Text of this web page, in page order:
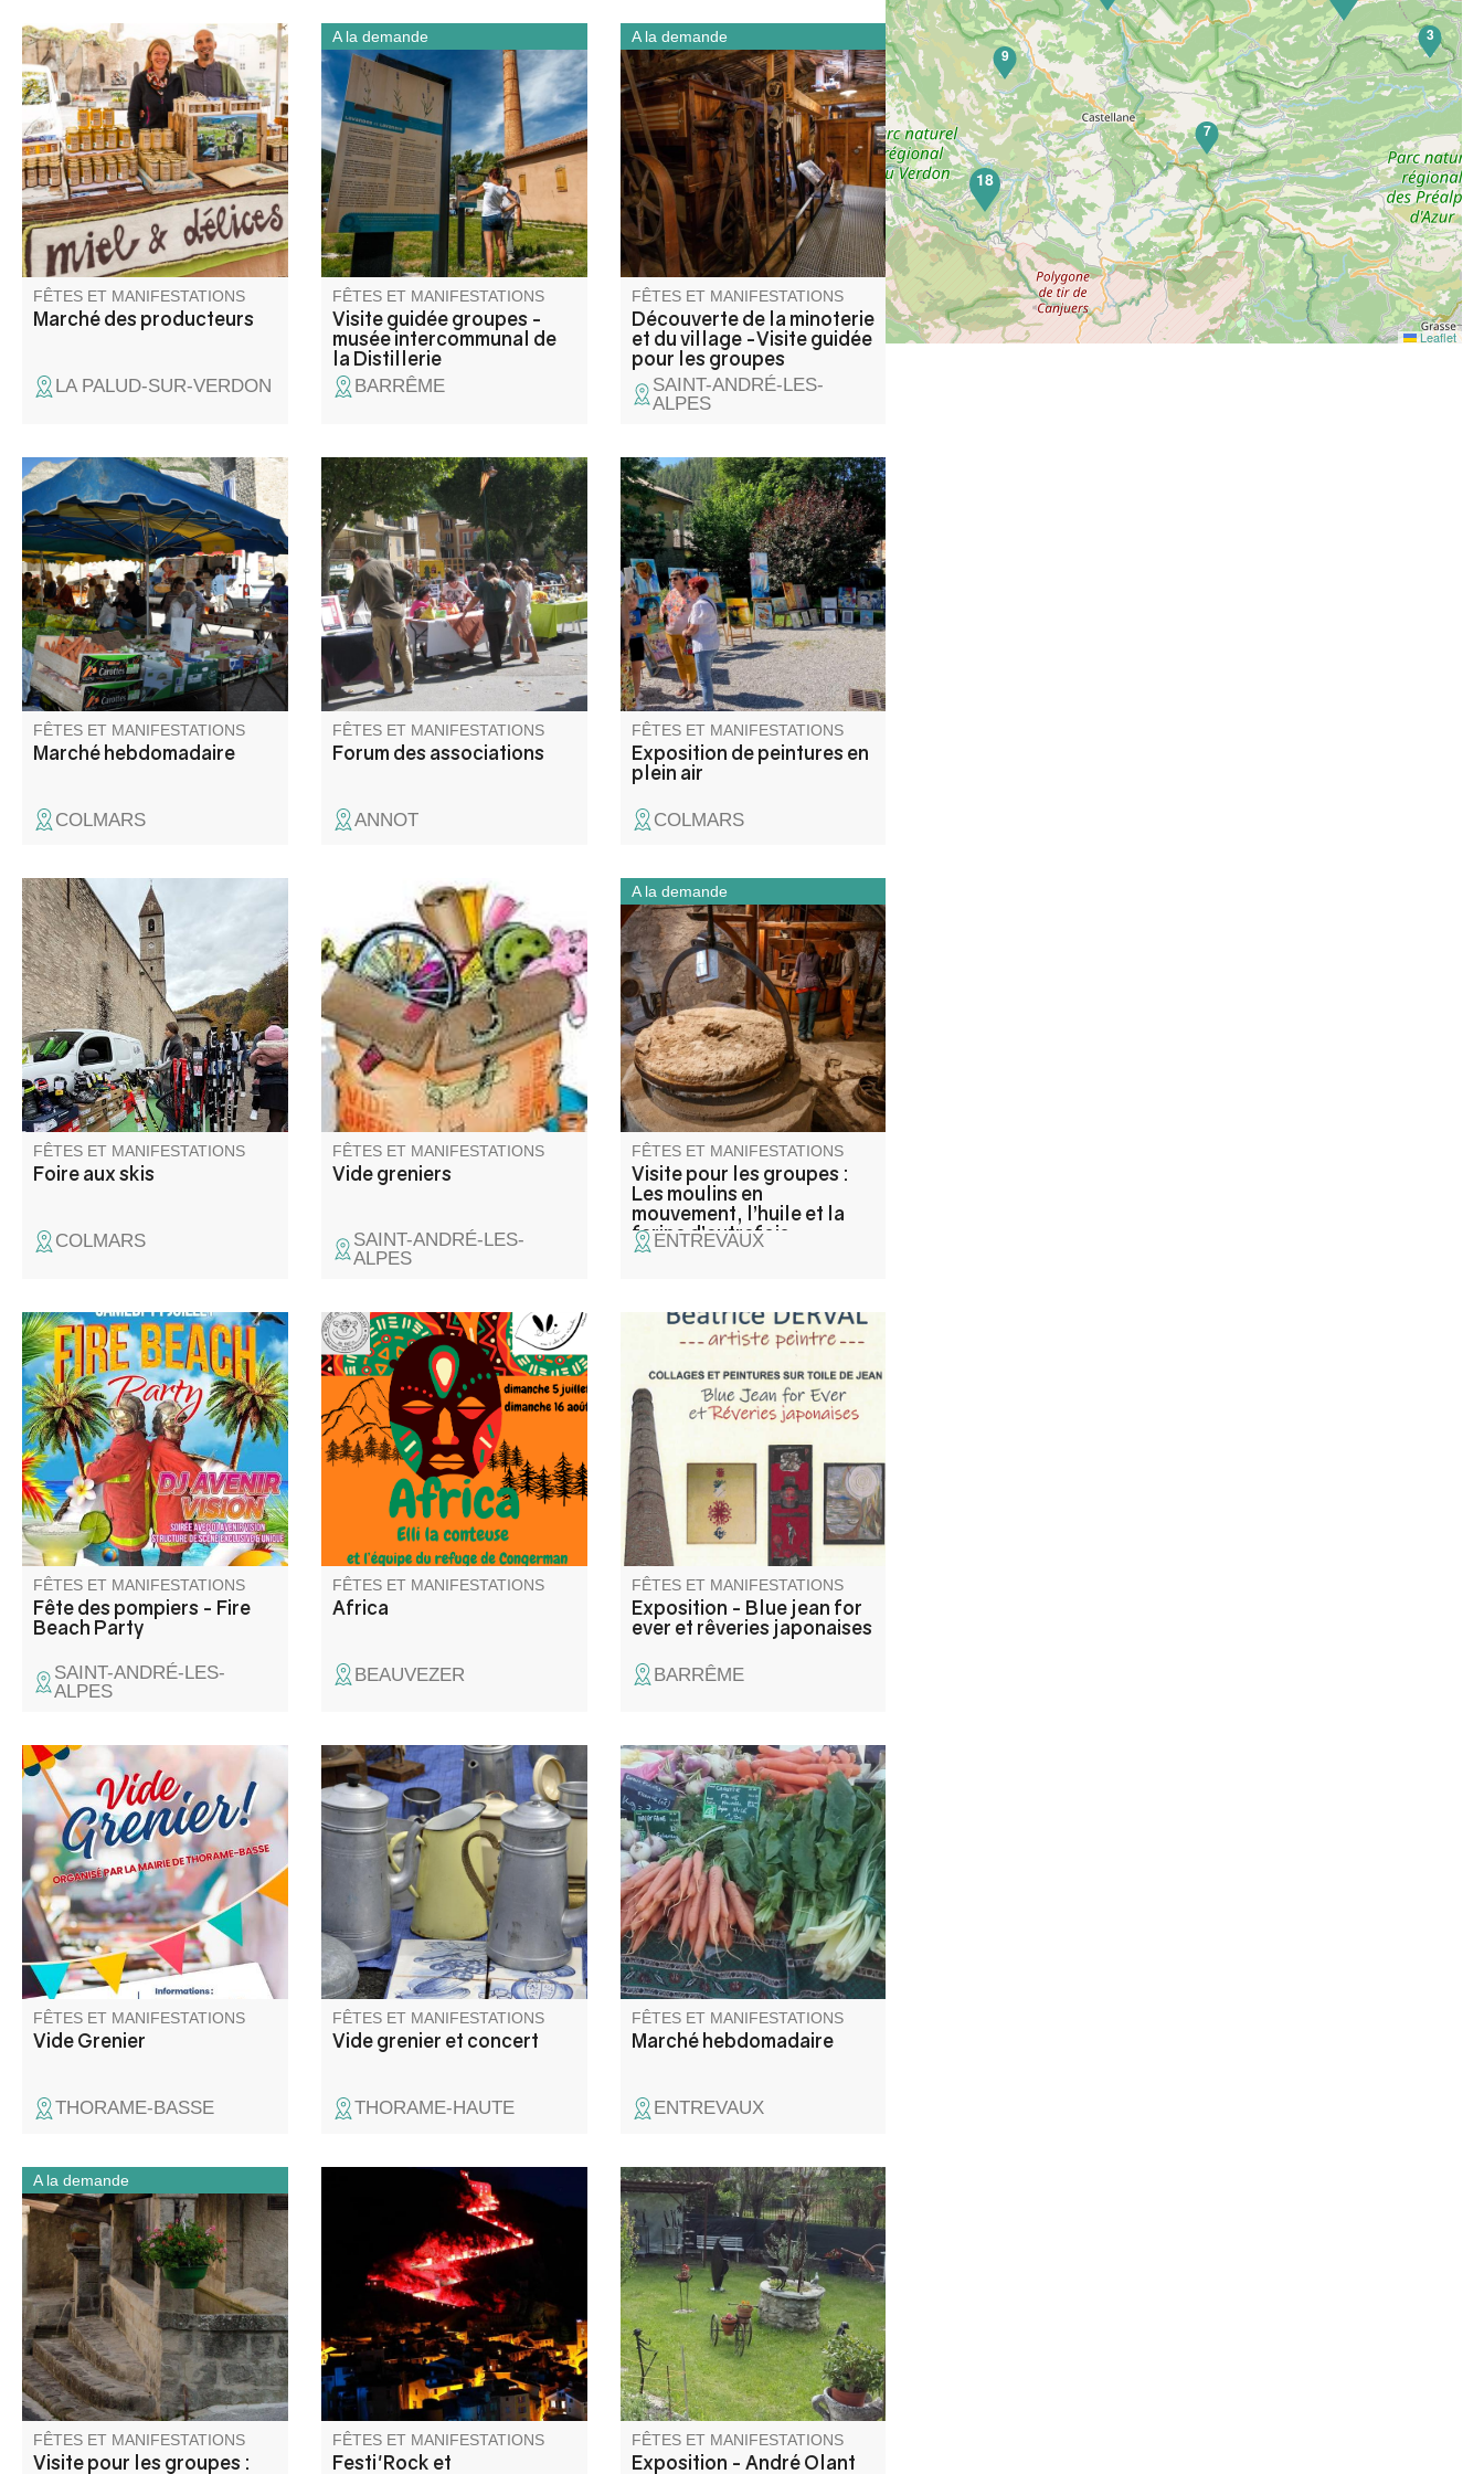
Les artisans et producteurs du
village vous accueillent.
FÊTES ET MANIFESTATIONS
Marché des producteurs
LA PALUD-SUR-VERDON
Accompagné d'un médiateur
culturel, partez à la découverte
de cette ancienne distillerie de
plantes à parfum. Cette
distillerie est construite en 1905
par une société Allemande
implantée internationalement.
FÊTES ET MANIFESTATIONS
Visite guidée groupes -
musée intercommunal de
la Distillerie
A la demande
BARRÊME
Une journée associant
patrimoine industriel et
découverte du territoire.
FÊTES ET MANIFESTATIONS
Découverte de la minoterie
et du village -Visite guidée
pour les groupes
A la demande
SAINT-ANDRÉ-LES-
ALPES
Le traditionnel marché avec
ses étals colorés et ses
saveurs et senteurs entre
montagne et Provence. Selon
la saison: primeurs,
cochonnailles, fromages,
vêtements, déco, cadeaux et
gourmandises ! D'octobre à
mai le nombre d'exposants est
limité.
FÊTES ET MANIFESTATIONS
Marché hebdomadaire
COLMARS
Venez à la rencontre des
associations pour découvrir les
activités qu'elles proposent tout
au long de l'année.
FÊTES ET MANIFESTATIONS
Forum des associations
ANNOT
Venez admirer les créations
des artistes de l’association
ACA (art et créations artistiques
du Haut Verdon) : peintures et
dessins aquarelles, huiles,
pastels.
FÊTES ET MANIFESTATIONS
Exposition de peintures en
plein air
COLMARS
Profitez de la foire au ski et
braderie d'hiver pour faire de
bonnes affaires, matériel en
déstockage, neuf et occasions,
vêtements et chaussures.
FÊTES ET MANIFESTATIONS
Foire aux skis
COLMARS
Venez chiner dans les rues et
places du village. Jouets,
objets de décoration, livres,
vêtements.
FÊTES ET MANIFESTATIONS
Vide greniers
SAINT-ANDRÉ-LES-
ALPES
Visitez les anciens moulins à
huile et à farine actionnés par
l’eau de la Chalvagne à
Entrevaux.
FÊTES ET MANIFESTATIONS
Visite pour les groupes :
Les moulins en
mouvement, l’huile et la
farine d’autrefois
A la demande
ENTREVAUX
L'amicale des sapeurs
pompiers de Saint André les
Alpes vous propose l'aprèm
porte ouverte de 14h à 18h,
Happy Hour de 18h à 20h suivi
d'une soirée animée par DJ.
Buvette et Food truck sur
place.
FÊTES ET MANIFESTATIONS
Fête des pompiers - Fire
Beach Party
SAINT-ANDRÉ-LES-
ALPES
Elli la conteuse et l'équipe du
refuge vous proposent une
repas contes ou un café
gourmand contes. Balade
recommandée aux bons
marcheurs.
FÊTES ET MANIFESTATIONS
Africa
BEAUVEZER
peintures sur toile de jean de
Béatrice Derval, artiste peintre.
FÊTES ET MANIFESTATIONS
Exposition - Blue jean for
ever et rêveries japonaises
BARRÊME
Venez chiner dans les rues et
places du village. Jouets,
objets de décoration, livres,
vêtements
FÊTES ET MANIFESTATIONS
Vide Grenier
THORAME-BASSE
Vide grenier, concert et atelier
de fabrication dans le charmant
petit village
FÊTES ET MANIFESTATIONS
Vide grenier et concert
THORAME-HAUTE
Vous trouverez sur la place
Louis Moreau un petit marché
avec des produits locaux.
FÊTES ET MANIFESTATIONS
Marché hebdomadaire
ENTREVAUX
Une demi-journée idéale pour
saisir l’histoire et l’âme de ce
village des Alpes du Sud.
FÊTES ET MANIFESTATIONS
Visite pour les groupes :
A la demande
La Citadelle s'enflamme !
Venez assister à la montée aux
flambeaux et à l'embrasement
de la Citadelle, suivi d'un
concert de rock.
FÊTES ET MANIFESTATIONS
Festi'Rock et
L'art de la récup : André Olant
expose ses sculptures en fer
forgé dans son atelier de la
Beïte.
FÊTES ET MANIFESTATIONS
Exposition - André Olant
18
7
3
9
Leaflet